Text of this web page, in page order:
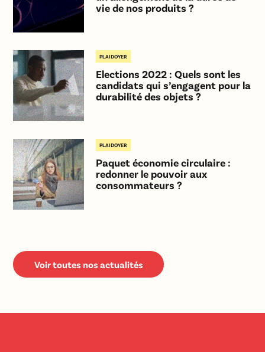
vie de nos produits ?
PLAIDOYER
Elections 2022 : Quels sont les
candidats qui s’engagent pour la
durabilité des objets ?
PLAIDOYER
Paquet économie circulaire :
redonner le pouvoir aux
consommateurs ?
Voir toutes nos actualités